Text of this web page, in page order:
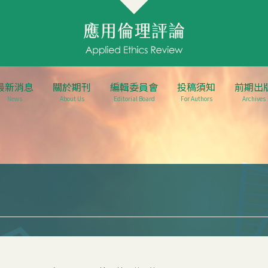
新消息
News
關於期刊
About Us
編輯委員會
Editorial Board
投稿須知
For Authors
前期出
Archives